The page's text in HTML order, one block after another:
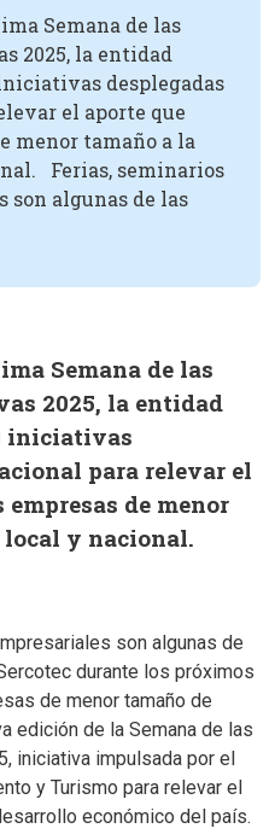
Semana de las
2025, la entidad
desplegadas
el aporte que
menor tamaño a la
Ferias, seminarios
son algunas de las
Semana de las
2025, la entidad
iniciativas
para relevar el
de menor
local y nacional.
son algunas de
durante los próximos
de menor tamaño de
edición de la Semana de las
iniciativa impulsada por el
y Turismo para relevar el
económico del país.